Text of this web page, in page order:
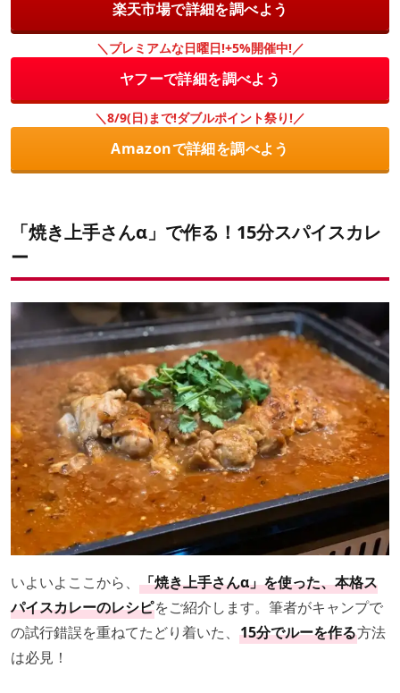
楽天市場で詳細を調べよう
＼プレミアムな日曜日!+5%開催中!／
ヤフーで詳細を調べよう
＼8/9(日)まで!ダブルポイント祭り!／
Amazonで詳細を調べよう
「焼き上手さんα」で作る！15分スパイスカレ
ー
いよいよここから、 「焼き上手さんα」を使った、本格ス
パイスカレーのレシピをご紹介します。筆者がキャンプで
の試行錯誤を重ねてたどり着いた、 15分でルーを作る方法
は必見！